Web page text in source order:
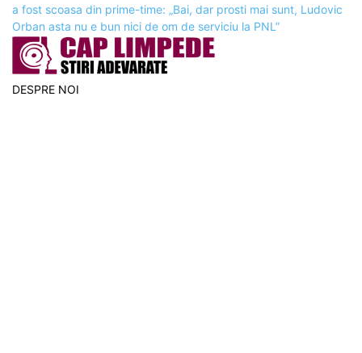
a fost scoasa din prime-time: „Bai, dar prosti mai sunt, Ludovic
Orban asta nu e bun nici de om de serviciu la PNL”
DESPRE NOI